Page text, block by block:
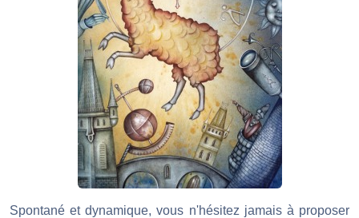
Spontané et dynamique, vous n'hésitez jamais à proposer